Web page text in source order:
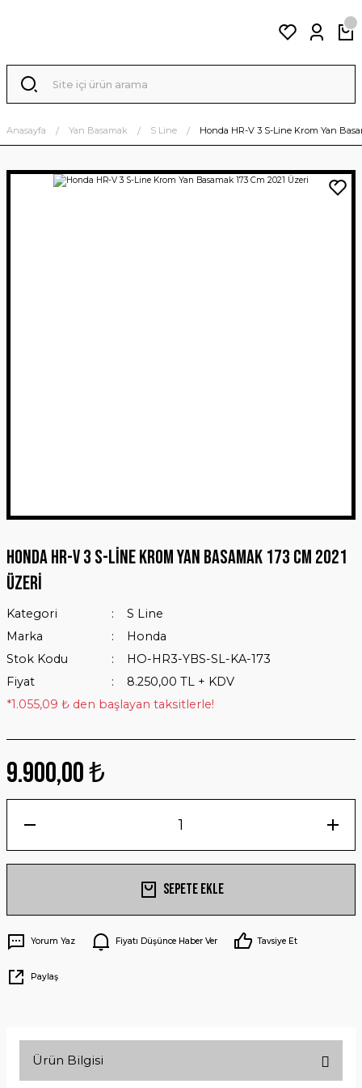
Anasayfa Yan Basamak S Line Honda HR-V 3 S-Line Krom Yan
Honda HR-V 3 S-Line Krom Yan Basamak 173 Cm 2021
Üzeri
Kategori
S Line
Marka
Honda
Stok Kodu
HO-HR3-YBS-SL-KA-173
Fiyat
8.250,00 TL + KDV
*1.055,09 ₺ den başlayan taksitlerle!
9.900,00 ₺
Sepete Ekle
Yorum Yaz Fiyatı Düşünce Haber Ver Tavsiye Et
Paylaş
Ürün Bilgisi